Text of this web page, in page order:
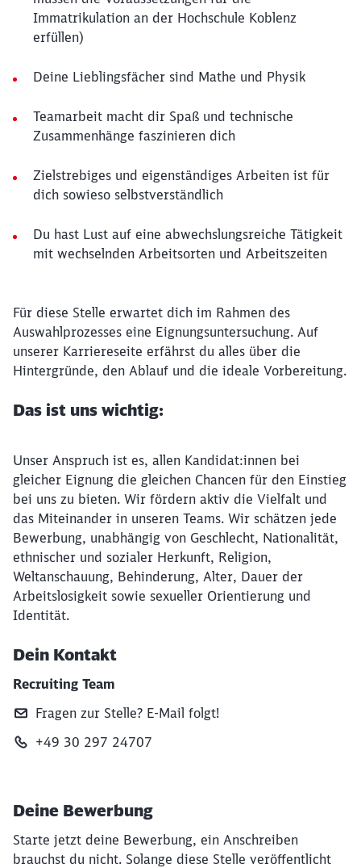
Immatrikulation an der Hochschule Koblenz
erfüllen)
Deine Lieblingsfächer sind Mathe und Physik
Teamarbeit macht dir Spaß und technische
Zusammenhänge faszinieren dich
Zielstrebiges und eigenständiges Arbeiten ist für
dich sowieso selbstverständlich
Du hast Lust auf eine abwechslungsreiche Tätigkeit
mit wechselnden Arbeitsorten und Arbeitszeiten
Für diese Stelle erwartet dich im Rahmen des
Auswahlprozesses eine Eignungsuntersuchung. Auf
unserer Karriereseite erfährst du alles über die
Hintergründe, den Ablauf und die ideale Vorbereitung.
Das ist uns wichtig:
Unser Anspruch ist es, allen Kandidat:innen bei
gleicher Eignung die gleichen Chancen für den Einstieg
bei uns zu bieten. Wir fördern aktiv die Vielfalt und
das Miteinander in unseren Teams. Wir schätzen jede
Bewerbung, unabhängig von Geschlecht, Nationalität,
ethnischer und sozialer Herkunft, Religion,
Weltanschauung, Behinderung, Alter, Dauer der
Arbeitslosigkeit sowie sexueller Orientierung und
Identität.
Dein Kontakt
Recruiting Team
Fragen zur Stelle? E‑Mail folgt!
+49 30 297 24707
Deine Bewerbung
Starte jetzt deine Bewerbung, ein Anschreiben
brauchst du nicht. Solange diese Stelle veröffentlicht